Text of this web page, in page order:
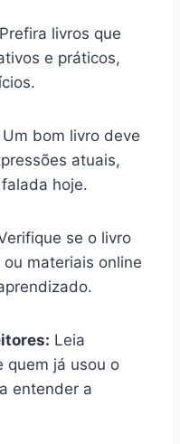
Prefira livros que
e práticos,
Um bom livro deve
atuais,
hoje.
se o livro
materiais online
Leia
quem já usou o
entender a